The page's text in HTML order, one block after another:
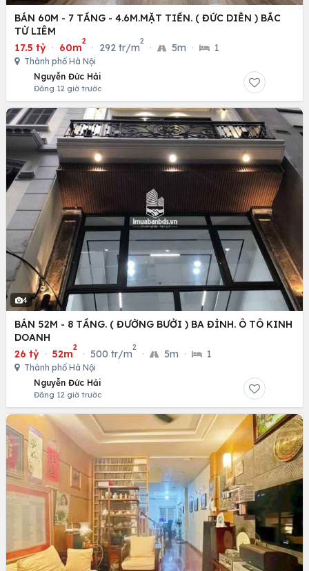
BÁN 60M - 7 TẦNG - 4.6M.MẶT TIỀN. ( ĐỨC DIỄN ) BẮC
TỪ LIÊM
17.5 tỷ · 60m
2
· 292 tr/m
2
· 5m · 1
Thành phố Hà Nội
Nguyễn Đức Hải
Đăng 12 giờ trước
4
BÁN 52M - 8 TẦNG. ( ĐƯỜNG BƯỞI ) BA ĐÌNH. Ô TÔ KINH
DOANH
26 tỷ · 52m
2
· 500 tr/m
2
· 5m · 1
Thành phố Hà Nội
Nguyễn Đức Hải
Đăng 12 giờ trước